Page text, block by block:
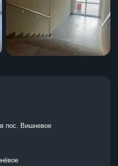
пос. Вишневое